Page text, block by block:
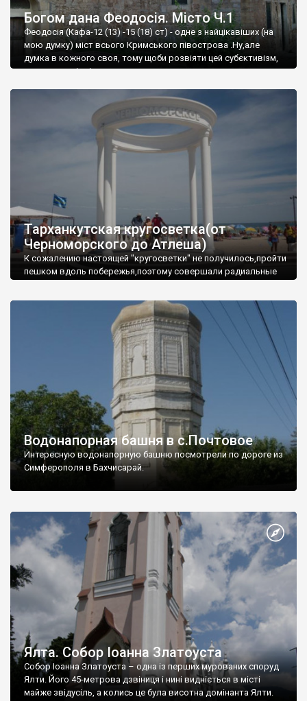
Богом дана Феодосія. Місто Ч.1
Феодосія (Кафа-12 (13) -15 (18) ст) - одне з найцікавіших (на
мою думку) міст всього Кримського півострова .Ну,але
думка в кожного своя, тому щоби розвіяти цей субєктивізм,
запрошую відвідати це
Тарханкутская кругосветка(от
Черноморского до Атлеша)
К сожалению настоящей "кругосветки" не получилось,пройти
пешком вдоль побережья,поэтому совершали радиальные
Водонапорная башня в с.Почтовое
Интересную водонапорную башню посмотрели по дороге из
Симферополя в Бахчисарай.
Ялта. Собор Іоанна Златоуста
Собор Іоанна Златоуста – одна із перших мурованих споруд
Ялти. Його 45-метрова дзвіниця і нині видніється в місті
майже звідусіль, а колись це була висотна домінанта Ялти.